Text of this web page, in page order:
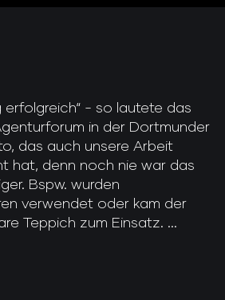
erfolgreich“ - so lautete das
in der Dortmunder
das auch unsere Arbeit
hat, denn noch nie war das
Bspw. wurden
verwendet oder kam der
Teppich zum Einsatz. ...